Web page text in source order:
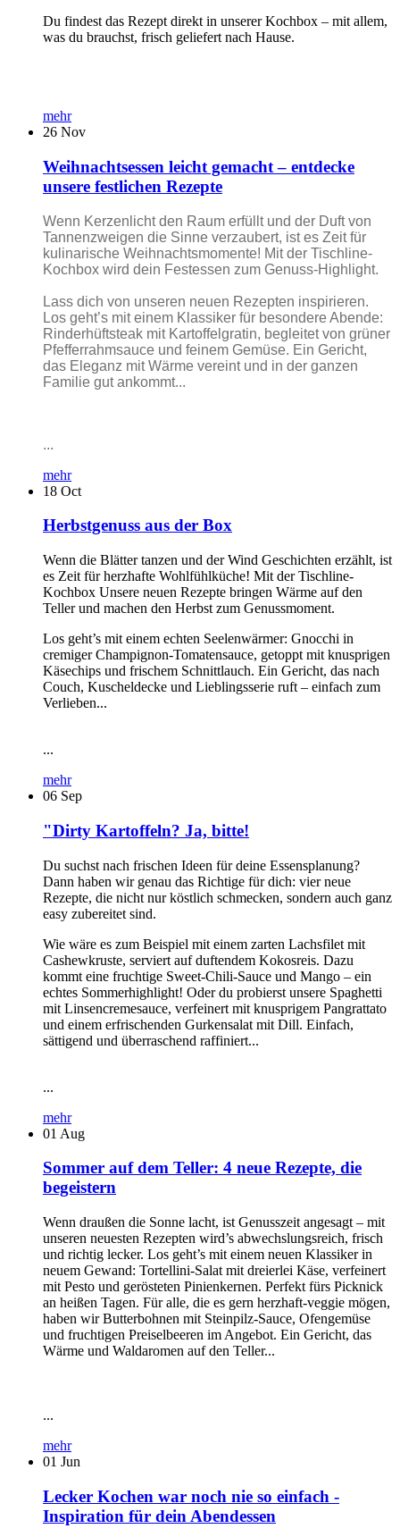
Du findest das Rezept direkt in unserer Kochbox – mit allem,
was du brauchst, frisch geliefert nach Hause.
mehr
26 Nov
Weihnachtsessen leicht gemacht – entdecke
unsere festlichen Rezepte
Wenn Kerzenlicht den Raum erfüllt und der Duft von
Tannenzweigen die Sinne verzaubert, ist es Zeit für
kulinarische Weihnachtsmomente! Mit der Tischline-
Kochbox wird dein Festessen zum Genuss-Highlight.
Lass dich von unseren neuen Rezepten inspirieren.
Los geht’s mit einem Klassiker für besondere Abende:
Rinderhüftsteak mit Kartoffelgratin, begleitet von grüner
Pfefferrahmsauce und feinem Gemüse. Ein Gericht,
das Eleganz mit Wärme vereint und in der ganzen
Familie gut ankommt...
...
mehr
18 Oct
Herbstgenuss aus der Box
Wenn die Blätter tanzen und der Wind Geschichten erzählt, ist
es Zeit für herzhafte Wohlfühlküche! Mit der Tischline-
Kochbox Unsere neuen Rezepte bringen Wärme auf den
Teller und machen den Herbst zum Genussmoment.
Los geht’s mit einem echten Seelenwärmer: Gnocchi in
cremiger Champignon-Tomatensauce, getoppt mit knusprigen
Käsechips und frischem Schnittlauch. Ein Gericht, das nach
Couch, Kuscheldecke und Lieblingsserie ruft – einfach zum
Verlieben...
...
mehr
06 Sep
"Dirty Kartoffeln? Ja, bitte!
Du suchst nach frischen Ideen für deine Essensplanung?
Dann haben wir genau das Richtige für dich: vier neue
Rezepte, die nicht nur köstlich schmecken, sondern auch ganz
easy zubereitet sind.
Wie wäre es zum Beispiel mit einem zarten Lachsfilet mit
Cashewkruste, serviert auf duftendem Kokosreis. Dazu
kommt eine fruchtige Sweet-Chili-Sauce und Mango – ein
echtes Sommerhighlight! Oder du probierst unsere Spaghetti
mit Linsencremesauce, verfeinert mit knusprigem Pangrattato
und einem erfrischenden Gurkensalat mit Dill. Einfach,
sättigend und überraschend raffiniert...
...
mehr
01 Aug
Sommer auf dem Teller: 4 neue Rezepte, die
begeistern
Wenn draußen die Sonne lacht, ist Genusszeit angesagt – mit
unseren neuesten Rezepten wird’s abwechslungsreich, frisch
und richtig lecker. Los geht’s mit einem neuen Klassiker in
neuem Gewand: Tortellini-Salat mit dreierlei Käse, verfeinert
mit Pesto und gerösteten Pinienkernen. Perfekt fürs Picknick
an heißen Tagen. Für alle, die es gern herzhaft-veggie mögen,
haben wir Butterbohnen mit Steinpilz-Sauce, Ofengemüse
und fruchtigen Preiselbeeren im Angebot. Ein Gericht, das
Wärme und Waldaromen auf den Teller...
...
mehr
01 Jun
Lecker Kochen war noch nie so einfach -
Inspiration für dein Abendessen